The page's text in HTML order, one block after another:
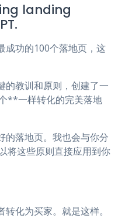
t
s
A
p
s
e
e
r
a
o
e
landing
成功的100个落地页，这
的教训和原则，创建了一
**一样转化的完美落地
的落地页。我也会与你分
将这些原则直接应用到你
化为买家。就是这样。